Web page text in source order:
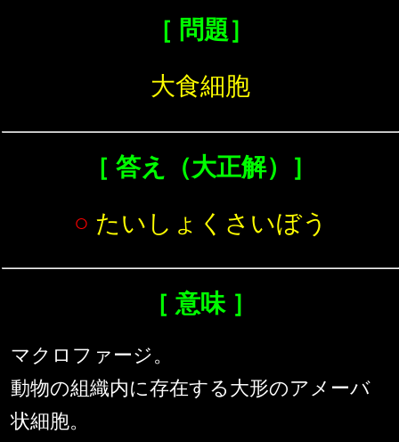
［ 問題］
大食細胞
［ 答え（大正解）］
○ たいしょくさいぼう
［ 意味 ］
マクロファージ。
動物の組織内に存在する大形のアメーバ
状細胞。